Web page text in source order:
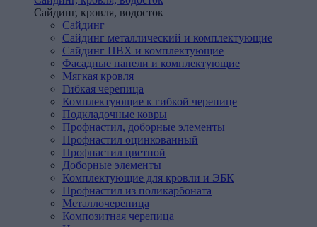
Сайдинг, кровля, водосток
Сайдинг
Сайдинг металлический и комплектующие
Сайдинг ПВХ и комплектующие
Фасадные панели и комплектующие
Мягкая кровля
Гибкая черепица
Комплектующие к гибкой черепице
Подкладочные ковры
Профнастил, доборные элементы
Профнастил оцинкованный
Профнастил цветной
Доборные элементы
Комплектующие для кровли и ЭБК
Профнастил из поликарбоната
Металлочерепица
Композитная черепица